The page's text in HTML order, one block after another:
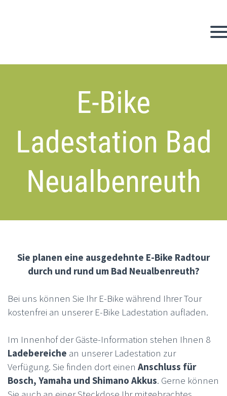
E-Bike
Ladestation Bad
Neualbenreuth
Sie planen eine ausgedehnte E-Bike Radtour
durch und rund um Bad Neualbenreuth?
Bei uns können Sie Ihr E-Bike während Ihrer Tour
kostenfrei an unserer E-Bike Ladestation aufladen.
Im Innenhof der Gäste-Information stehen Ihnen 8
Ladebereiche an unserer Ladestation zur
Verfügung. Sie finden dort einen Anschluss für
Bosch, Yamaha und Shimano Akkus. Gerne können